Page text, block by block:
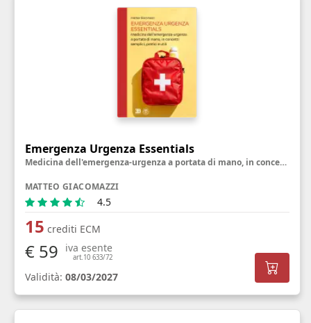
Emergenza Urgenza Essentials
Medicina dell'emergenza-urgenza a portata di mano, in concetti semplici, pratici e utili
MATTEO GIACOMAZZI
4.5
15 crediti ECM
€ 59 iva esente
art.10 633/72
Validità: 08/03/2027